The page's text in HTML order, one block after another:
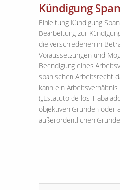
Kündigung
Einleitung Kündigung
Bearbeitung zur
die verschiedenen in
Voraussetzungen und
Beendigung eines
spanischen Arbeitsrecht
kann ein Arbeitsverhältnis
(„Estatuto de los
objektiven Gründen oder
außerordentlichen